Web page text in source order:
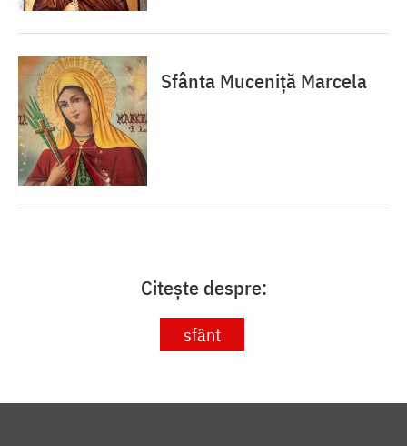
Sfânta Muceniță Marcela
Citește despre:
sfânt